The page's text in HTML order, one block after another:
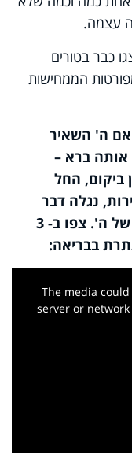
עצמה.
כבר בטורים
הממחישות
ה' השאיר
אותה ברא –
ביקום, החל
נגלה דבר
מעורר תדהמה – "טביעת האצבע" של ה'. צפו ב- 3
בבריאה:
The media
server or